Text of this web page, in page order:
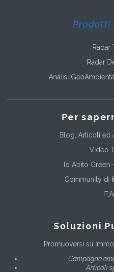
Prodotti
Radar
Radar
Analisi
Per
Blog, Articoli ed
Video
Io Abito Green
Community di
Soluzioni
Promuoversi su
Campagne
Articoli